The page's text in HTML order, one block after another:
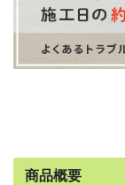
商品概要